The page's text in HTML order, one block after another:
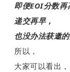
即便EOI分数再
递交再早，
也没办法获邀的
所以，
大家可以看出，